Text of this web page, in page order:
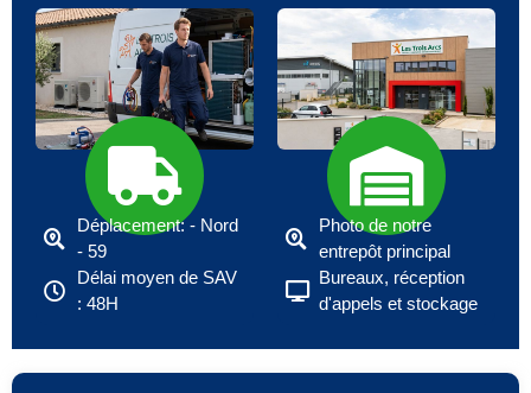
Déplacement: - Nord
- 59
Délai moyen de SAV
: 48H
Photo de notre
entrepôt principal
Bureaux, réception
d'appels et stockage